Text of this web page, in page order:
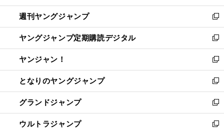
開
く
ウ
で
開
く
ン
ド
ウ
で
開
く
ウ
ィ
ン
ド
ウ
で
開
く
週刊ヤングジャンプ
新
し
い
ウ
ィ
ン
ド
ウ
で
開
く
ヤングジャンプ定期購読デジタル
新
し
い
ウ
ィ
ン
ド
ウ
で
ヤンジャン！
新
し
い
ウ
ィ
ン
ド
となりのヤングジャンプ
新
し
い
ウ
ィ
グランドジャンプ
新
し
い
ウルトラジャンプ
新